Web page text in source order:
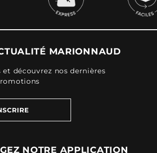
MARIONNAUD
et découvrez nos dernières
NOTRE APPLICATION